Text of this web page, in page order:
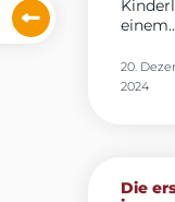
20.
2024
Die